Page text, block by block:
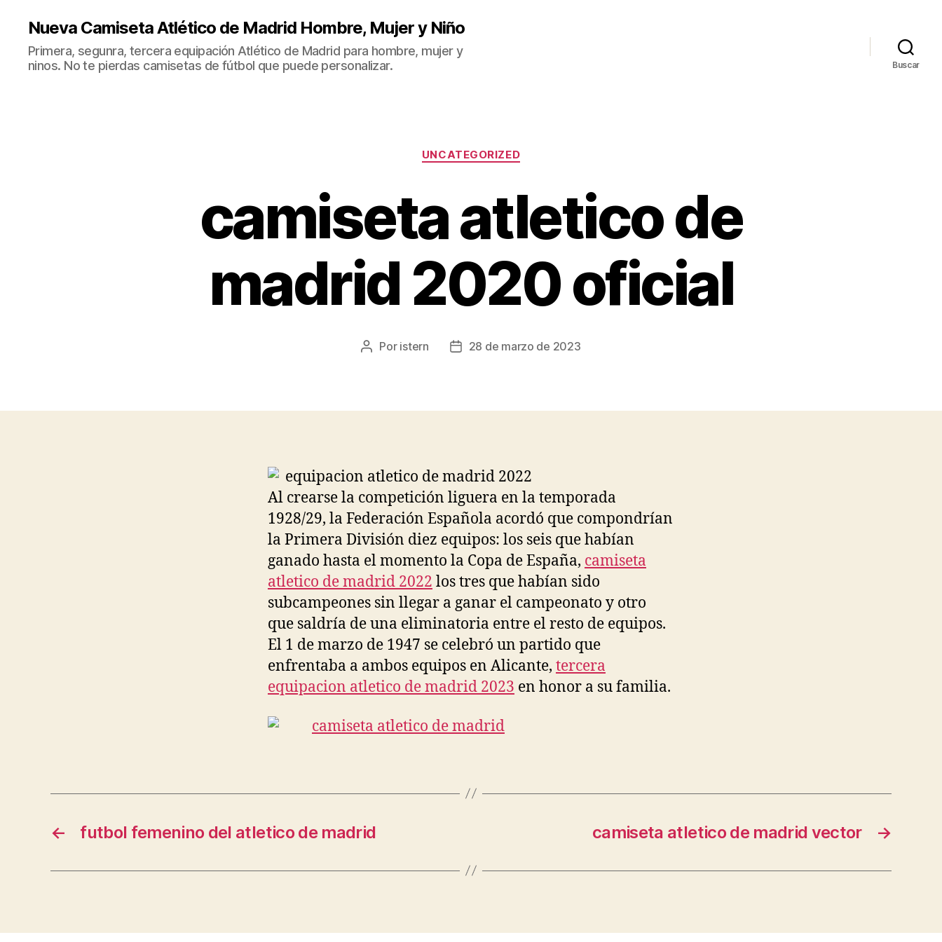
Nueva Camiseta Atlético de Madrid Hombre, Mujer y Niño
Primera, segunra, tercera equipación Atlético de Madrid para hombre, mujer y
ninos. No te pierdas camisetas de fútbol que puede personalizar.
Buscar
Categorías
UNCATEGORIZED
camiseta atletico de
madrid 2020 oficial
Autor
Por istern
Fecha28 de marzo de 2023
Al crearse la competición liguera en la temporada
1928/29, la Federación Española acordó que compondrían
la Primera División diez equipos: los seis que habían
ganado hasta el momento la Copa de España, camiseta
atletico de madrid 2022 los tres que habían sido
subcampeones sin llegar a ganar el campeonato y otro
que saldría de una eliminatoria entre el resto de equipos.
El 1 de marzo de 1947 se celebró un partido que
enfrentaba a ambos equipos en Alicante, tercera
equipacion atletico de madrid 2023 en honor a su familia.
← futbol femenino del atletico de madrid →
camiseta atletico de madrid vector